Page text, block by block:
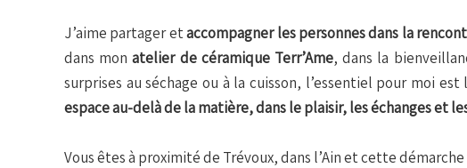
J’aime partager etaccompagner les personnes dans la
dans monatelier de céramique Terr’Ame, dans la
surprises au séchage ou à la cuisson, l’essentiel pour moi
espace au-delà de la matière, dans le plaisir, les échanges et
Vous êtes à proximité de Trévoux, dans l’Ain et cette